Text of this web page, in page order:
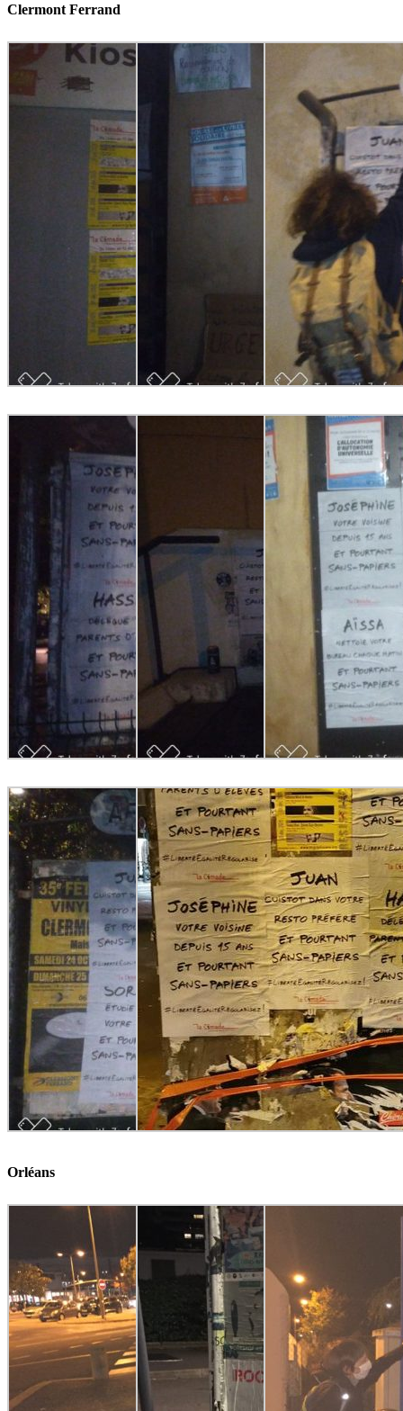
Clermont Ferrand
Orléans